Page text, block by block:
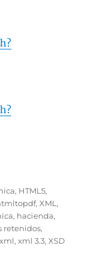
, HTML5,
,XML,
, hacienda,
retenidos,
xml,xml 3.3,XSD